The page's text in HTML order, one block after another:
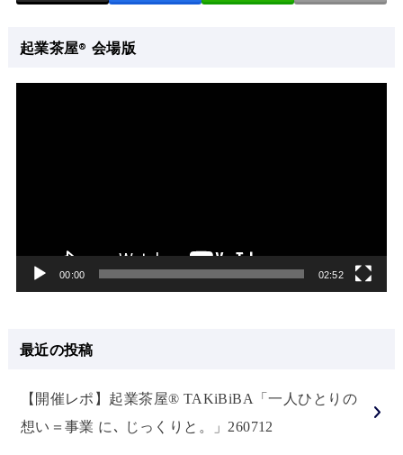
起業茶屋® 会場版
00:00 02:52
最近の投稿
【開催レポ】起業茶屋® TAKiBiBA「一人ひとりの
想い＝事業 に､ じっくりと。」260712